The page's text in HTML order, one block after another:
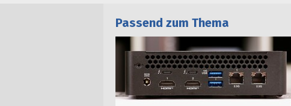
Passend zum Thema